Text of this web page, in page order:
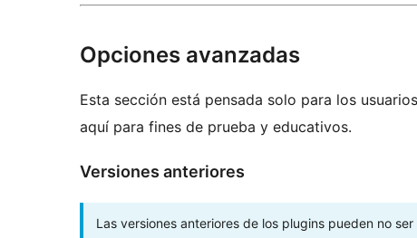
Opciones avanzadas
Esta sección está pensada solo para los
aquí para fines de prueba y educativos.
Versiones anteriores
Las versiones anteriores de los plugins pueden no